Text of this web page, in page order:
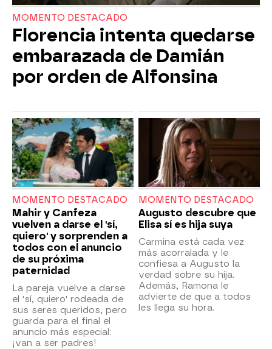
MOMENTO DESTACADO
Florencia intenta quedarse
embarazada de Damián
por orden de Alfonsina
MOMENTO DESTACADO
Mahir y Canfeza
vuelven a darse el 'sí,
quiero' y sorprenden a
todos con el anuncio
de su próxima
paternidad
La pareja vuelve a darse
el 'sí, quiero' rodeada de
sus seres queridos, pero
guarda para el final el
anuncio más especial:
¡van a ser padres!
MOMENTO DESTACADO
Augusto descubre que
Elisa sí es hija suya
Carmina está cada vez
más acorralada y le
confiesa a Augusto la
verdad sobre su hija.
Además, Ramona le
advierte de que a todos
les llega su hora.